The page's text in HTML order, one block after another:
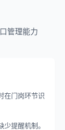
管理能力
在门岗环节识
提醒机制。